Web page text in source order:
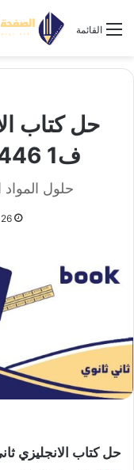
القائمة
حل كتاب
ف1 1446 والفصل الثاني 2
حلول المواد
حل كتاب الانجليزي